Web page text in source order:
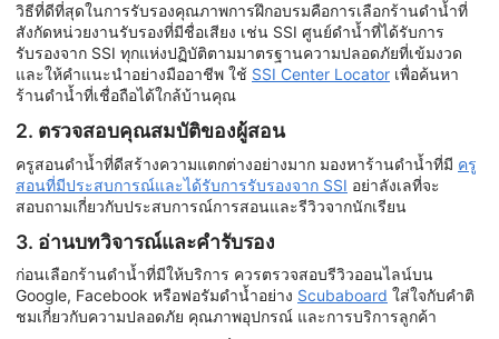
วิธีที่ดีที่สุดในการรับรองคุณภาพการฝึกอบรมคือการเลือกร้านดำน้ำที่
สังกัดหน่วยงานรับรองที่มีชื่อเสียง เช่น SSI ศูนย์ดำน้ำที่ได้รับการ
รับรองจาก SSI ทุกแห่งปฏิบัติตามมาตรฐานความปลอดภัยที่เข้มงวด
และให้คำแนะนำอย่างมืออาชีพ ใช้ SSI Center Locator เพื่อค้นหา
ร้านดำน้ำที่เชื่อถือได้ใกล้บ้านคุณ
2. ตรวจสอบคุณสมบัติของผู้สอน
ครูสอนดำน้ำที่ดีสร้างความแตกต่างอย่างมาก มองหาร้านดำน้ำที่มี ครู
สอนที่มีประสบการณ์และได้รับการรับรองจาก SSI อย่าลังเลที่จะ
สอบถามเกี่ยวกับประสบการณ์การสอนและรีวิวจากนักเรียน
3. อ่านบทวิจารณ์และคำรับรอง
ก่อนเลือกร้านดำน้ำที่มีให้บริการ ควรตรวจสอบรีวิวออนไลน์บน
Google, Facebook หรือฟอรัมดำน้ำอย่าง Scubaboard ใส่ใจกับคำติ
ชมเกี่ยวกับความปลอดภัย คุณภาพอุปกรณ์ และการบริการลูกค้า